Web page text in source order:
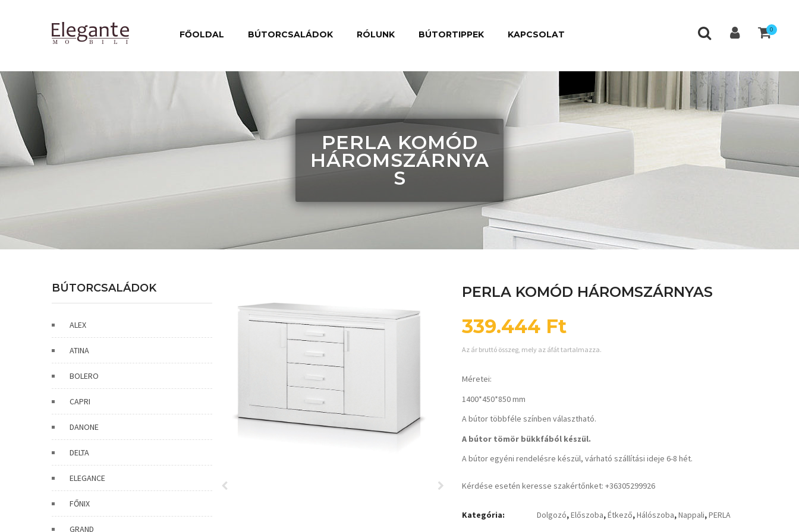
FŐOLDAL BÚTORCSALÁDOK RÓLUNK BÚTORTIPPEK KAPCSOLAT 0
PERLA KOMÓD
HÁROMSZÁRNYA
S
BÚTORCSALÁDOK
ALEX
ATINA
BOLERO
CAPRI
DANONE
DELTA
ELEGANCE
FŐNIX
GRAND
PERLA KOMÓD HÁROMSZÁRNYAS
339.444 Ft
Az ár bruttó összeg, mely az áfát tartalmazza.
Méretei:
1400*450*850 mm
A bútor többféle színben választható.
A bútor tömör bükkfából készül.
A bútor egyéni rendelésre készül, várható szállítási ideje 6-8 hét.
Kérdése esetén keresse szakértőnket: +36305299926
Kategória: Dolgozó,Előszoba,Étkező,Hálószoba,Nappali,PERLA